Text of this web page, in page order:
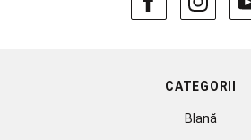
CATEGORII
Blană